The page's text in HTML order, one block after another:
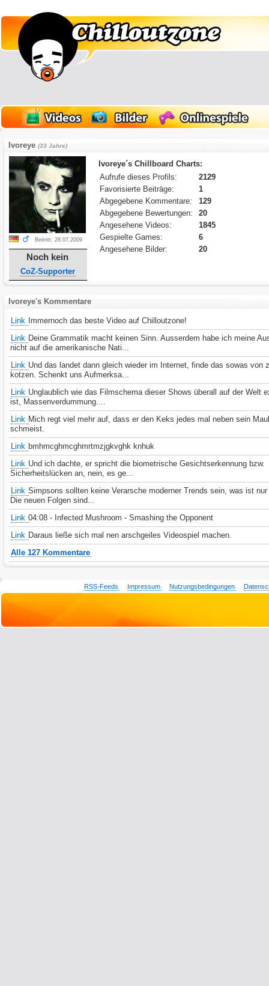
Ivoreye(33 Jahre)
Beitritt: 28.07.2009
Noch kein
CoZ-Supporter
Ivoreye´s Chillboard Charts:
Aufrufe dieses Profils:
2129
Favorisierte Beiträge:
1
Abgegebene Kommentare:
129
Abgegebene Bewertungen:
20
Angesehene Videos:
1845
Gespielte Games:
6
Angesehene Bilder:
20
Ivoreye's Kommentare
Link Immernoch das beste Video auf Chilloutzone!
Link Deine Grammatik macht keinen Sinn. Ausserdem habe ich meine
nicht auf die amerikanische Nati...
Link Und das landet dann gleich wieder im Internet, finde das sowas von
kotzen. Schenkt uns Aufmerksa...
Link Unglaublich wie das Filmschema dieser Shows überall auf der Welt
ist, Massenverdummung....
Link Mich regt viel mehr auf, dass er den Keks jedes mal neben sein
schmeist.
Link bmhmcghmcghmrtmzjgkvghk knhuk
Link Und ich dachte, er spricht die biometrische Gesichtserkennung bzw.
Sicherheitslücken an, nein, es ge...
Link Simpsons sollten keine Verarsche moderner Trends sein, was ist
Die neuen Folgen sind...
Link 04:08 - Infected Mushroom - Smashing the Opponent
Link Daraus ließe sich mal nen arschgeiles Videospiel machen.
Alle 127 Kommentare
RSS-Feeds Impressum Nutzungsbedingungen